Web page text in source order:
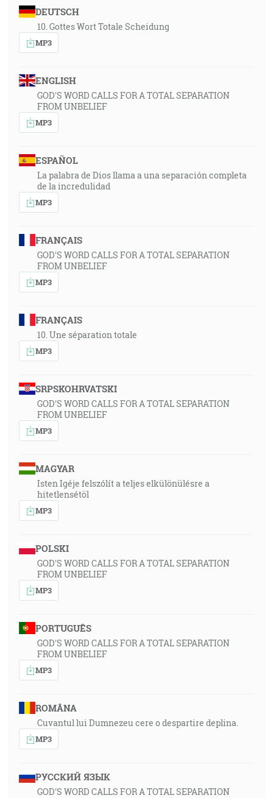
DEUTSCH
10. Gottes Wort Totale Scheidung
MP3
ENGLISH
GOD'S WORD CALLS FOR A TOTAL SEPARATION
FROM UNBELIEF
MP3
ESPAÑOL
La palabra de Dios llama a una separación completa
de la incredulidad
MP3
FRANÇAIS
GOD'S WORD CALLS FOR A TOTAL SEPARATION
FROM UNBELIEF
MP3
FRANÇAIS
10. Une séparation totale
MP3
SRPSKOHRVATSKI
GOD'S WORD CALLS FOR A TOTAL SEPARATION
FROM UNBELIEF
MP3
MAGYAR
Isten Igéje felszólít a teljes elkülönülésre a
hitetlensétöl
MP3
POLSKI
GOD'S WORD CALLS FOR A TOTAL SEPARATION
FROM UNBELIEF
MP3
PORTUGUÊS
GOD'S WORD CALLS FOR A TOTAL SEPARATION
FROM UNBELIEF
MP3
ROMÂNA
Cuvantul lui Dumnezeu cere o despartire deplina.
MP3
РУССКИЙ ЯЗЫК
GOD'S WORD CALLS FOR A TOTAL SEPARATION